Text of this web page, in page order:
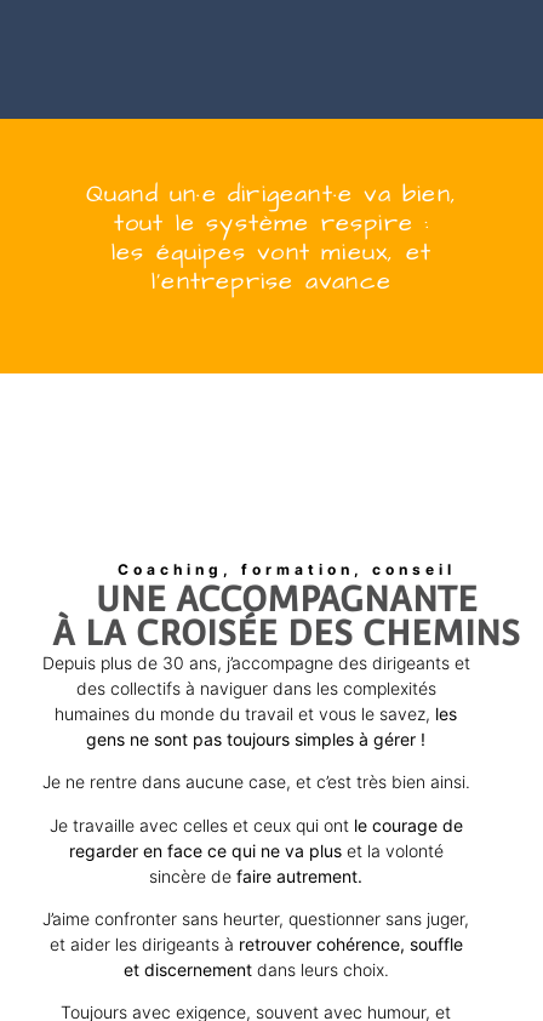
Quandun·e dirigeant·e va bien,
tout le système respire :
les équipes vont mieux, et
l’entreprise avance
Coaching, formation, conseil
UNE ACCOMPAGNANTE
À LA CROISÉE DES CHEMINS
Depuis plus de 30 ans, j’accompagne des dirigeants et
des collectifs à naviguer dans les complexités
humaines du monde du travail et vous le savez, les
gens ne sont pas toujours simples à gérer !
Je ne rentre dans aucune case, et c’est très bien ainsi.
Je travaille avec celles et ceux qui ont le courage de
regarder en face ce qui ne va plus et la volonté
sincère defaire autrement.
J’aime confronter sans heurter, questionner sans juger,
et aider les dirigeants à retrouver cohérence, souffle
et discernementdans leurs choix.
Toujours avec exigence, souvent avec humour, et